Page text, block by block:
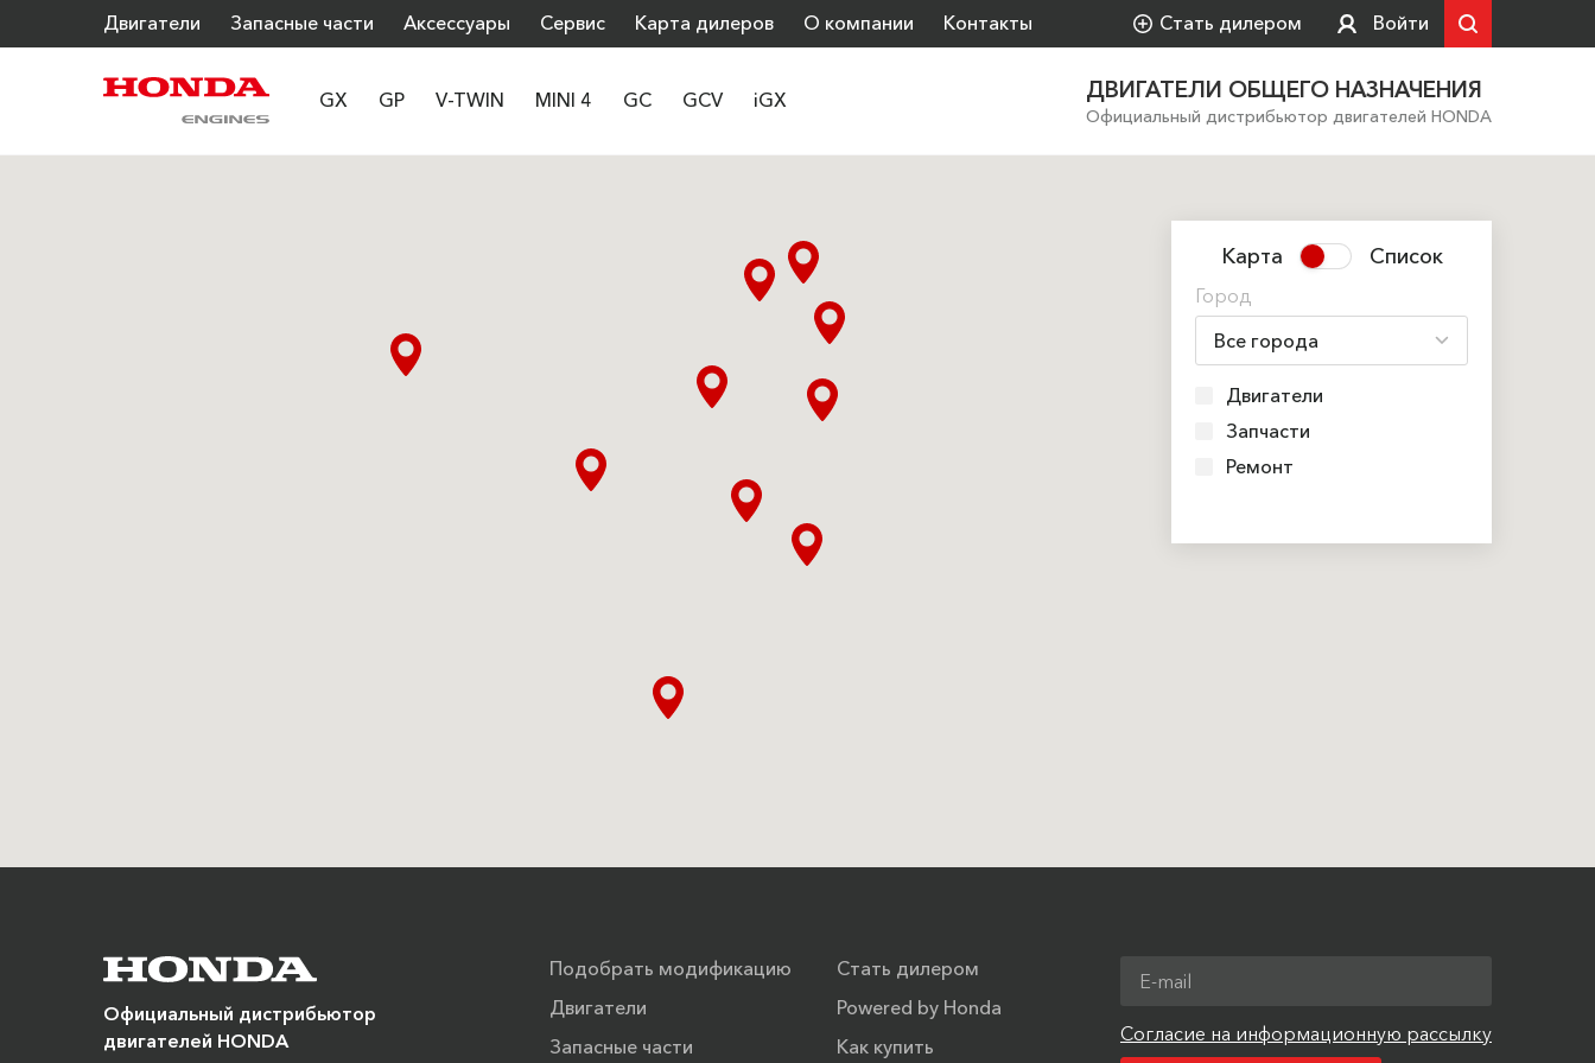
Двигатели Запасные части Аксессуары Сервис Карта дилеров О компании Контакты Стать дилером Войти
GX GP V-TWIN MINI 4 GC GCV iGX ДВИГАТЕЛИ ОБЩЕГО НАЗНАЧЕНИЯ
Официальный дистрибьютор двигателей HONDA
Карта Список
Город
Двигатели
Запчасти
Ремонт
Официальный дистрибьютор
двигателей HONDA
Подобрать модификацию
Двигатели
Запасные части
Стать дилером
Powered by Honda
Как купить
Согласие на информационную рассылку